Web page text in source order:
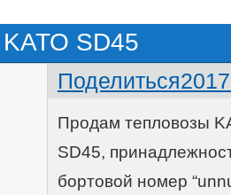
SD45
Поделиться
Продам тепловозы
SD45,
бортовой номер